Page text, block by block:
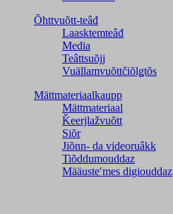
Õhttvuõtt-teâđ
Laasktemteâđ
Media
Teâttsuõjj
Vuällamvuõttčiõlǥtõs
Mättmateriaalkaupp
Mättmateriaal
Ǩeerjlažvuõtt
Siõr
Jiõnn- da videoruâkk
Tiõddumouddaz
Määusteʹmes digiouddaz